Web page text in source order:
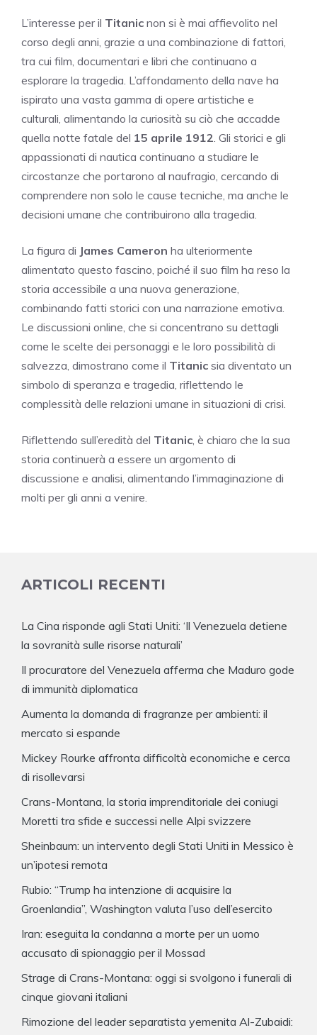
L’interesse per il Titanic non si è mai affievolito nel
corso degli anni, grazie a una combinazione di fattori,
tra cui film, documentari e libri che continuano a
esplorare la tragedia. L’affondamento della nave ha
ispirato una vasta gamma di opere artistiche e
culturali, alimentando la curiosità su ciò che accadde
quella notte fatale del 15 aprile 1912. Gli storici e gli
appassionati di nautica continuano a studiare le
circostanze che portarono al naufragio, cercando di
comprendere non solo le cause tecniche, ma anche le
decisioni umane che contribuirono alla tragedia.
La figura di James Cameron ha ulteriormente
alimentato questo fascino, poiché il suo film ha reso la
storia accessibile a una nuova generazione,
combinando fatti storici con una narrazione emotiva.
Le discussioni online, che si concentrano su dettagli
come le scelte dei personaggi e le loro possibilità di
salvezza, dimostrano come il Titanic sia diventato un
simbolo di speranza e tragedia, riflettendo le
complessità delle relazioni umane in situazioni di crisi.
Riflettendo sull’eredità del Titanic, è chiaro che la sua
storia continuerà a essere un argomento di
discussione e analisi, alimentando l’immaginazione di
molti per gli anni a venire.
ARTICOLI RECENTI
La Cina risponde agli Stati Uniti: ‘Il Venezuela detiene
la sovranità sulle risorse naturali’
Il procuratore del Venezuela afferma che Maduro gode
di immunità diplomatica
Aumenta la domanda di fragranze per ambienti: il
mercato si espande
Mickey Rourke affronta difficoltà economiche e cerca
di risollevarsi
Crans-Montana, la storia imprenditoriale dei coniugi
Moretti tra sfide e successi nelle Alpi svizzere
Sheinbaum: un intervento degli Stati Uniti in Messico è
un’ipotesi remota
Rubio: “Trump ha intenzione di acquisire la
Groenlandia”, Washington valuta l’uso dell’esercito
Iran: eseguita la condanna a morte per un uomo
accusato di spionaggio per il Mossad
Strage di Crans-Montana: oggi si svolgono i funerali di
cinque giovani italiani
Rimozione del leader separatista yemenita Al-Zubaidi: